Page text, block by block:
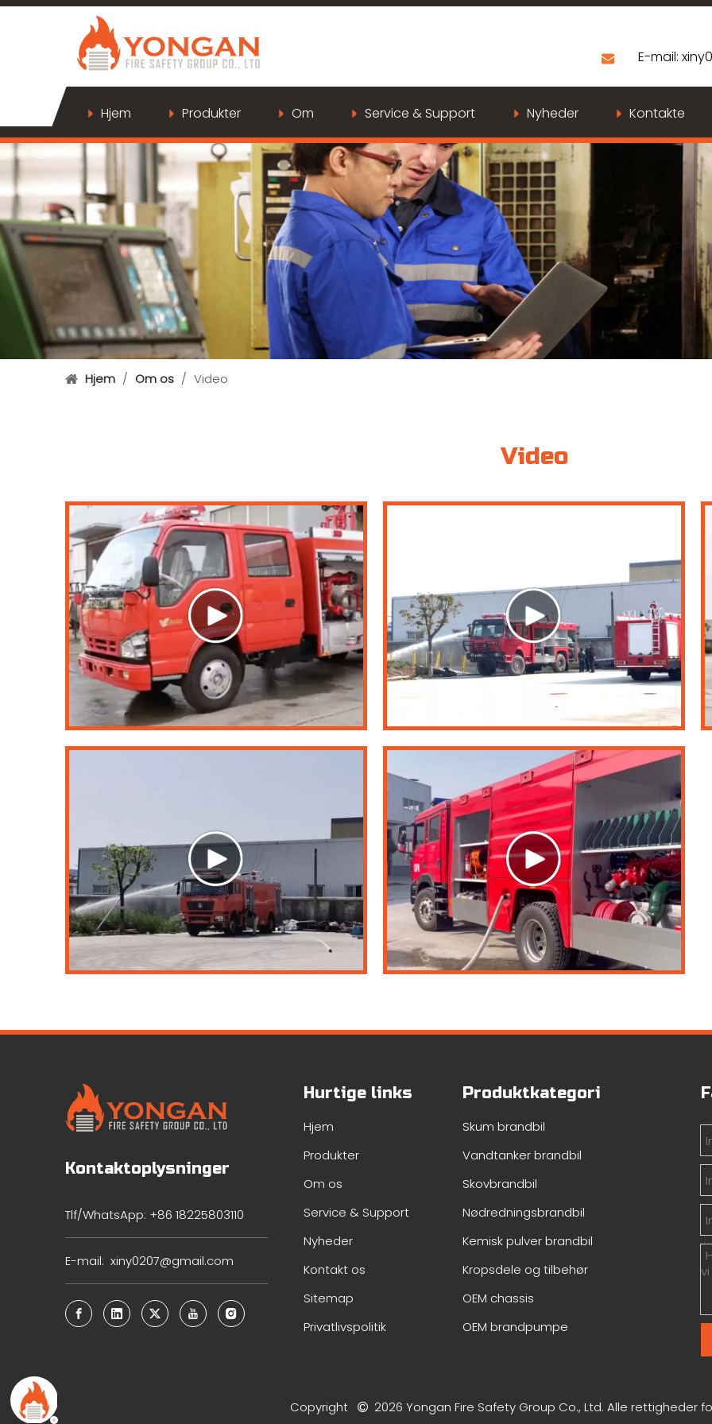
E-mail:
Hjem Produkter Om Service & Support Nyheder Kontakte
Hjem / Om os / Video
Video
Kontaktoplysninger
Tlf/WhatsApp: +86 18225803110
E-mail: xiny0207@gmail.com
Hurtige links
Hjem
Produkter
Om os
Service & Support
Nyheder
Kontakt os
Sitemap
Privatlivspolitik
Produktkategori
Skum brandbil
Vandtanker brandbil
Skovbrandbil
Nødredningsbrandbil
Kemisk pulver brandbil
Kropsdele og tilbehør
OEM chassis
OEM brandpumpe
Copyright  2026 Yongan Fire Safety Group Co., Ltd. Alle rettigheder